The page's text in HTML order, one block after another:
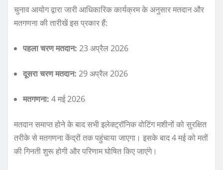
चुनाव आयोग द्वारा जारी आधिकारिक कार्यक्रम के अनुसार मतदान और
मतगणना की तारीखें इस प्रकार हैं:
पहला चरण मतदान: 23 अप्रैल 2026
दूसरा चरण मतदान: 29 अप्रैल 2026
मतगणना: 4 मई 2026
मतदान समाप्त होने के बाद सभी इलेक्ट्रॉनिक वोटिंग मशीनों को सुरक्षित
तरीके से मतगणना केंद्रों तक पहुंचाया जाएगा। इसके बाद 4 मई को मतों
की गिनती शुरू होगी और परिणाम घोषित किए जाएंगे।